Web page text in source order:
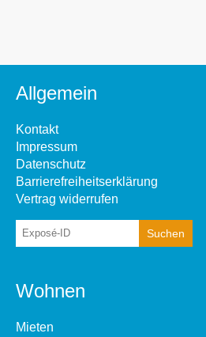
Allgemein
Kontakt
Impressum
Datenschutz
Barrierefreiheitserklärung
Vertrag widerrufen
Wohnen
Mieten